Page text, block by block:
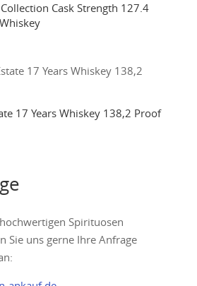
Cask Strength 127.4
17 Years Whiskey 138,2 Proof
Spirituosen
Sie uns gerne Ihre Anfrage